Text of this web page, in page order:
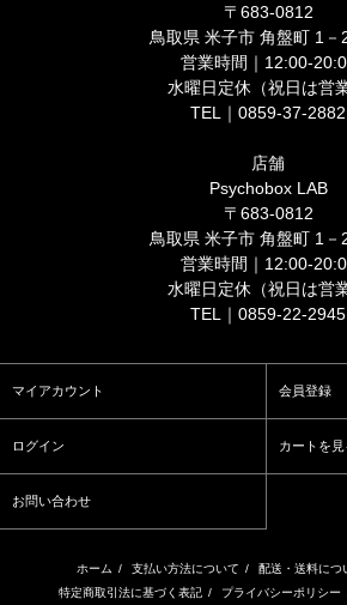
〒683-0812
鳥取県 米子市 角盤町 1－
営業時間｜12:00-
水曜日定休（祝日は営業
TEL｜0859-37-2882
店舗
Psychobox LAB
〒683-0812
鳥取県 米子市 角盤町 1－
営業時間｜12:00-
水曜日定休（祝日は営業
TEL｜0859-22-2945
マイアカウント 会員登録
ログイン カートを見
お問い合わせ
ホーム / 支払い方法について / 配送・送料につ
特定商取引法に基づく表記 / プライバシーポリシー